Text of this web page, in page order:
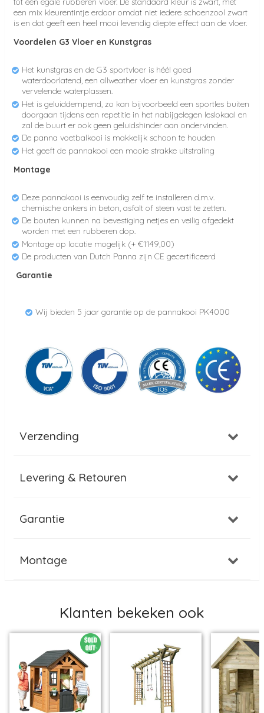
een mix kleurentintje erdoor omdat niet iedere schoenzool zwart
is en dat geeft een heel mooi levendig diepte effect aan de vloer.
Voordelen G3 Vloer en Kunstgras
Het kunstgras en de G3 sportvloer is héél goed
waterdoorlatend, een allweather vloer en kunstgras zonder
vervelende waterplassen.
Het is geluiddempend, zo kan bijvoorbeeld een sportles buiten
doorgaan tijdens een repetitie in het nabijgelegen leslokaal en
zal de buurt er ook geen geluidshinder aan ondervinden.
De panna voetbalkooi is makkelijk schoon te houden
Het geeft de pannakooi een mooie strakke uitstraling
Montage
Deze pannakooi is eenvoudig zelf te installeren d.m.v.
chemische ankers in beton, asfalt of steen vast te zetten.
De bouten kunnen na bevestiging netjes en veilig afgedekt
worden met een rubberen dop.
Montage op locatie mogelijk (+ €1149,00)
De producten van Dutch Panna zijn CE gecertificeerd
Garantie
Wij bieden 5 jaar garantie op de pannakooi PK4000
Verzending
Levering & Retouren
Garantie
Montage
Klanten bekeken ook